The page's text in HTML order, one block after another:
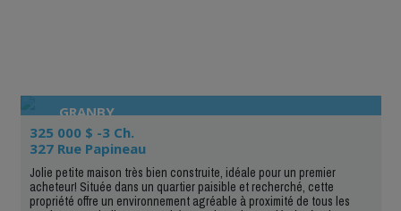
GRANBY
325 000 $ -3 Ch.
327 Rue Papineau
Jolie petite maison très bien construite, idéale pour un premier
acheteur! Située dans un quartier paisible et recherché, cette
propriété offre un environnement agréable à proximité de tous les